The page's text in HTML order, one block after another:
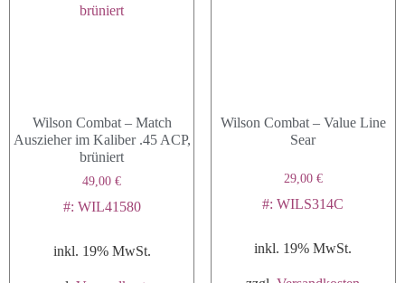
Wilson Combat – Match
Auszieher im Kaliber .45 ACP,
brüniert
49,00€
#: WIL41580
inkl. 19% MwSt.
Wilson Combat – Value Line
Sear
29,00 €
#: WILS314C
inkl. 19% MwSt.